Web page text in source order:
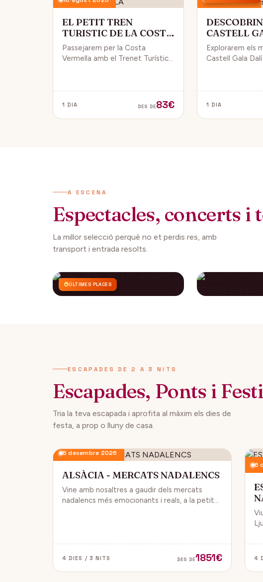
EL PETIT TREN
TURISTIC DE LA COSTA
VERMELLA
Passejarem per la Costa
Vermella amb el Trenet Turístic,
vistes de la Mar Mediterrània.
1 DIA DES DE83€
CASTELL
PÚBOL
Explorarem els
Castell Gala
de Dalí.
1 DIA
A ESCENA
Espectacles, concerts i
La millor selecció perquè no et perdis res, amb
transport i entrada resolts.
ÚLTIMES PLACES
ESCAPADES DE 2 A 3 NITS
Escapades, Ponts i
Tria la teva escapada i aprofita al màxim els dies de
festa, a prop o lluny de casa.
5 desembre 2026
ALSÀCIA - MERCATS NADALENCS
Vine amb nosaltres a gaudir dels mercats
nadalencs més emocionants i reals, a la petita
4 DIES / 3 NITS DES DE1851€
6
4